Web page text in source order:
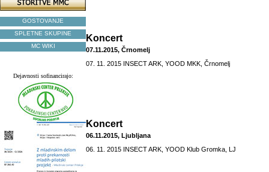
GOSTOVANJE
SPLETNE SKUPINE
MC WIKI
Dejavnosti sofinancirajo:
Koncert
07.11.2015, Črnomelj
07. 11. 2015 INSECT ARK, YOOD MKK, Črnomelj
Koncert
06.11.2015, Ljubljana
06. 11. 2015 INSECT ARK, YOOD Klub Gromka, LJ